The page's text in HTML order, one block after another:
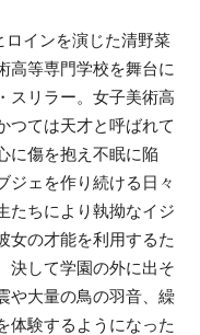
インを演じた清野菜
高等専門学校を舞台に
スリラー。女子美術高
つては天才と呼ばれて
に傷を抱え不眠に陥
ジェを作り続ける日々
たちにより執拗なイジ
女の才能を利用するた
決して学園の外に出そ
や大量の鳥の羽音、繰
体験するようになった